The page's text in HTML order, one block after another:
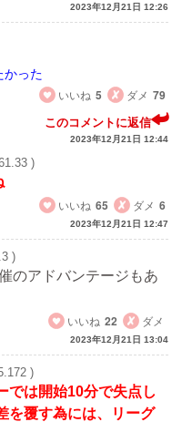
2023年12月21日 12:26
かった
いいね 5 ダメ 79
このコメントに返信
2023年12月21日 12:44
)
いいね 65 ダメ 6
2023年12月21日 12:47
)
のアドバンテージもあ
いいね 22 ダメ
2023年12月21日 13:04
)
では開始10分で失点し
を覆す為には、リーグ